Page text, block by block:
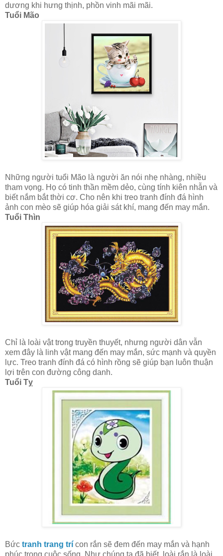
dương khi hưng thịnh, phồn vinh mãi mãi.
Tuổi Mão
Những người tuổi Mão là người ăn nói nhẹ nhàng, nhiều
tham vọng. Họ có tinh thần mềm dẻo, cùng tính kiên nhẫn và
biết nắm bắt thời cơ. Cho nên khi treo tranh đính đá hình
ảnh con mèo sẽ giúp hóa giải sát khí, mang đến may mắn.
Tuổi Thìn
Chỉ là loài vật trong truyền thuyết, nhưng người dân vẫn
xem đây là linh vật mang đến may mắn, sức mạnh và quyền
lực. Treo tranh đính đá có hình rồng sẽ giúp bạn luôn thuận
lợi trên con đường công danh.
Tuổi Tỵ
Bức tranh trang trí con rắn sẽ đem đến may mắn và hạnh
phúc trong cuộc sống. Như chúng ta đã biết, loài rắn là loài